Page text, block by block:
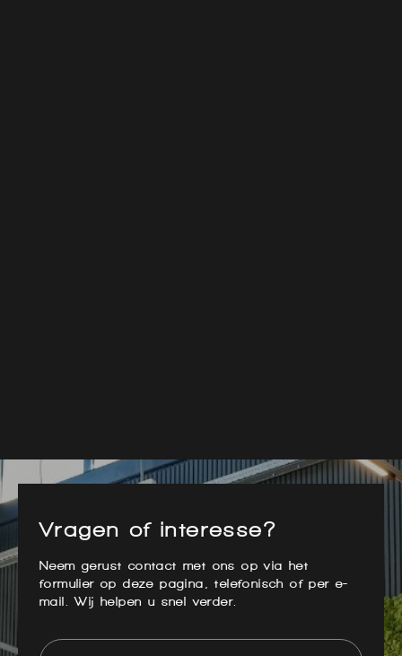
Vragen of interesse?
Neem gerust contact met ons op via het
formulier op deze pagina, telefonisch of per e-
mail. Wij helpen u snel verder.